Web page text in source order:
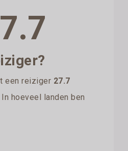
een reiziger 27.7
hoeveel landen ben